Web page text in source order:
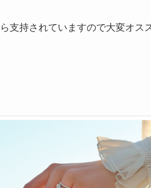
支持されていますので大変オス